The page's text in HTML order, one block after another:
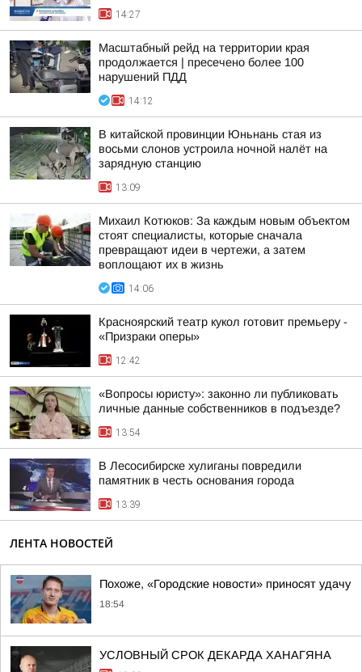
14:27
Масштабный рейд на территории края
продолжается | пресечено более 100
нарушений ПДД
14:12
В китайской провинции Юньнань стая из
восьми слонов устроила ночной налёт на
зарядную станцию
13:09
Михаил Котюков: За каждым новым объектом
стоят специалисты, которые сначала
превращают идеи в чертежи, а затем
воплощают их в жизнь
14:06
Красноярский театр кукол готовит премьеру -
«Призраки оперы»
12:42
«Вопросы юристу»: законно ли публиковать
личные данные собственников в подъезде?
13:54
В Лесосибирске хулиганы повредили
памятник в честь основания города
13:39
ЛЕНТА НОВОСТЕЙ
Похоже, «Городские новости» приносят удачу
18:54
УСЛОВНЫЙ СРОК ДЕКАРДА ХАНАГЯНА